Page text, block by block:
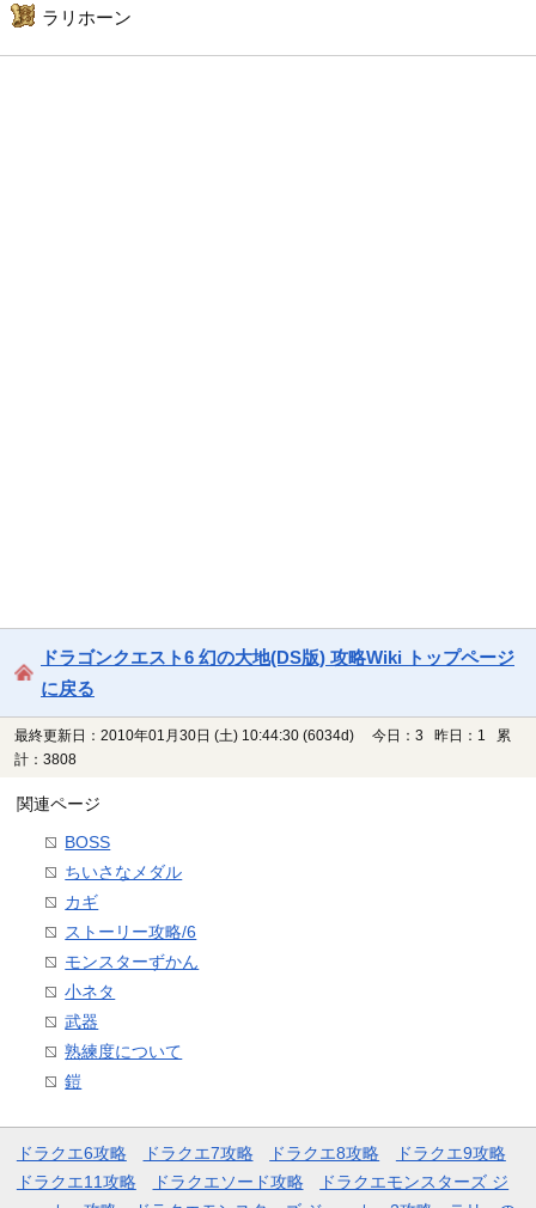
ラリホーン
ドラゴンクエスト6 幻の大地(DS版) 攻略Wiki トップページ
に戻る
最終更新日：2010年01月30日 (土) 10:44:30 (6034d)
今日：3 昨日：1 累
計：3808
関連ページ
BOSS
ちいさなメダル
カギ
ストーリー攻略/6
モンスターずかん
小ネタ
武器
熟練度について
鎧
ドラクエ6攻略 ドラクエ7攻略 ドラクエ8攻略
ドラクエ9攻略
ドラクエ11攻略
ドラクエソード攻略
ドラクエモンスターズ ジ